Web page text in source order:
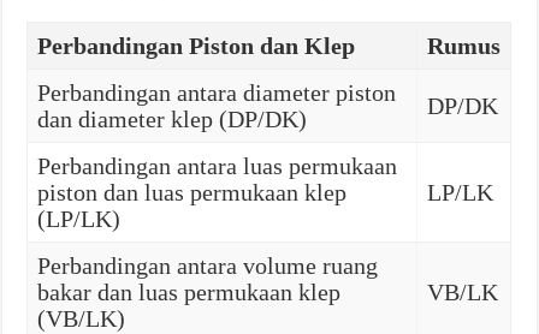
Perbandingan Piston dan Klep
Rumus
Perbandingan antara diameter piston
dan diameter klep (DP/DK)
DP/DK
Perbandingan antara luas permukaan
piston dan luas permukaan klep
(LP/LK)
LP/LK
Perbandingan antara volume ruang
bakar dan luas permukaan klep
(VB/LK)
VB/LK